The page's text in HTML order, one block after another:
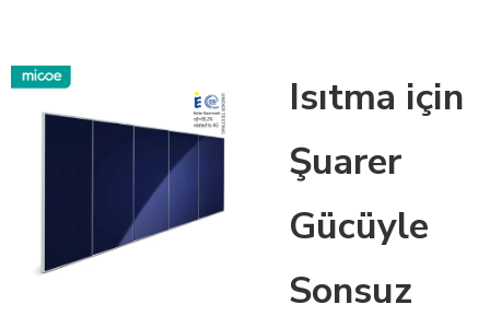
Isıtma için
Şuarer
Gücüyle
Sonsuz